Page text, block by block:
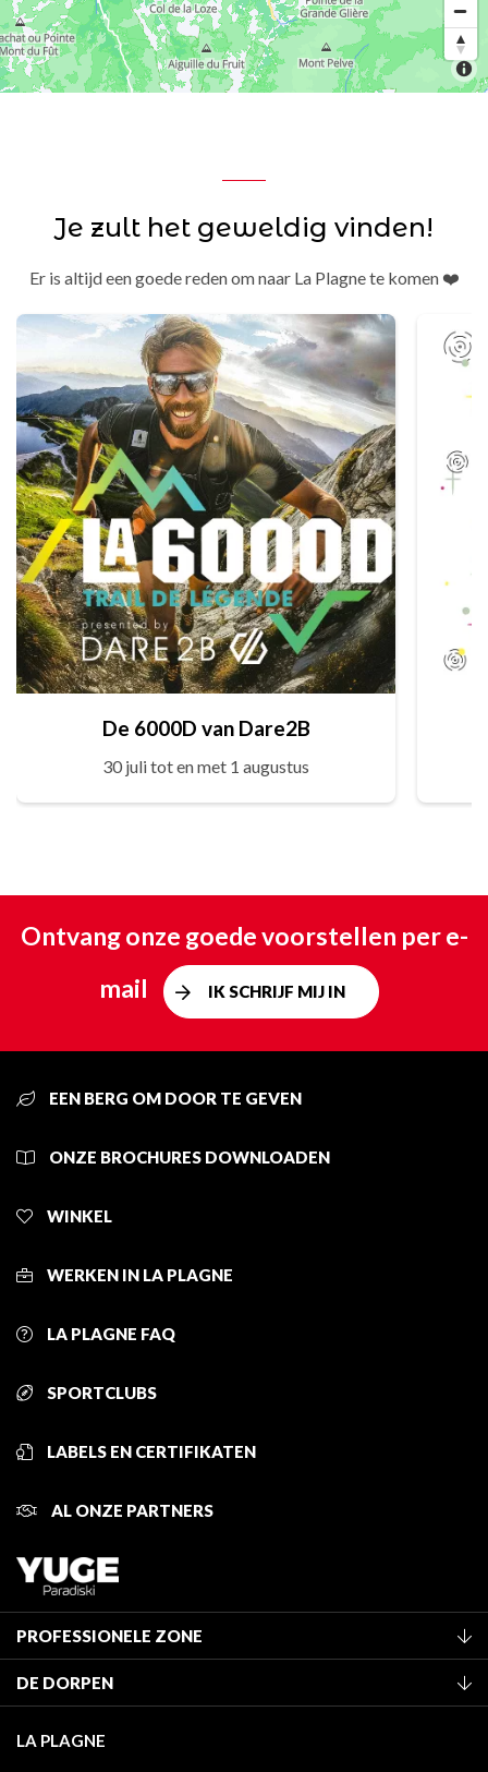
Je zult het geweldig vinden!
Er is altijd een goede reden om naar La Plagne te komen ❤️
De 6000D van Dare2B
30 juli tot en met 1 augustus
Ontvang onze goede voorstellen per e-
mail
IK SCHRIJF MIJ IN
EEN BERG OM DOOR TE GEVEN
ONZE BROCHURES DOWNLOADEN
WINKEL
WERKEN IN LA PLAGNE
LA PLAGNE FAQ
SPORTCLUBS
LABELS EN CERTIFIKATEN
AL ONZE PARTNERS
PROFESSIONELE ZONE
Classificatie van de gemeubileerde accommodaties
Verblijfstaks
DE DORPEN
Montchavin - Les Coches
LA PLAGNE